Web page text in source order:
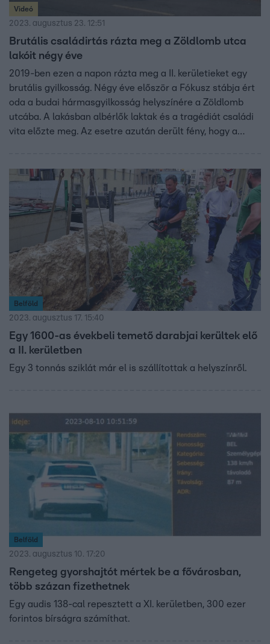
Videó
2023. augusztus 23. 12:51
Brutális családirtás rázta meg a Zöldlomb utca
lakóit négy éve
2019-ben ezen a napon rázta meg a II. kerületieket egy
brutális gyilkosság. Négy éve először a Fókusz stábja ért
oda a budai hármasgyilkosság helyszínére a Zöldlomb
utcába. A lakásban albérlők laktak és a tragédiát családi
vita előzte meg. Az esetre azután derült fény, hogy a
holttestet. A 35 éves S. Levente több késszúrással
végzett 31 éves élettársával és négyéves gyermekével,
majd öngyilkos lett.
Belföld
2023. augusztus 17. 15:40
Egy 1600-as évekbeli temető darabjai kerültek elő
a II. kerületben
Egy 3 tonnás sziklát már el is szállítottak a helyszínről.
Belföld
2023. augusztus 10. 17:20
Rengeteg gyorshajtót mértek be a fővárosban,
több százan fizethetnek
Egy audis 138-cal repesztett a XI. kerületben, 300 ezer
forintos bírságra számíthat.